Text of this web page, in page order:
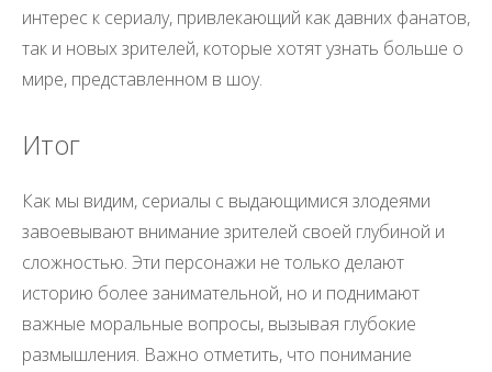
интерес к сериалу, привлекающий как давних фанатов,
так и новых зрителей, которые хотят узнать больше о
мире, представленном в шоу.
Итог
Как мы видим, сериалы с выдающимися злодеями
завоевывают внимание зрителей своей глубиной и
сложностью. Эти персонажи не только делают
историю более занимательной, но и поднимают
важные моральные вопросы, вызывая глубокие
размышления. Важно отметить, что понимание